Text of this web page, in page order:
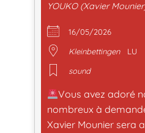
YOUKO (Xavier
16/05/2026
Kleinbettingen
LU
sound
Vous avez adoré
nombreux à
Xavier Mounier sera